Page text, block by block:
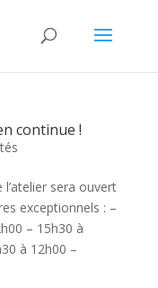
continue !
sera ouvert
exceptionnels : –
– 15h30 à
à 12h00 –